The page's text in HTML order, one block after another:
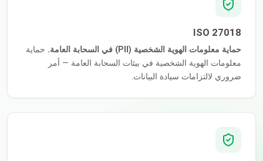
ISO 27018
حماية معلومات الهوية الشخصية (PII) في السحابة العامة.
حماية
معلومات الهوية الشخصية في بيئات السحابة العامة — أمر
ضروري لالتزامات سيادة البيانات.